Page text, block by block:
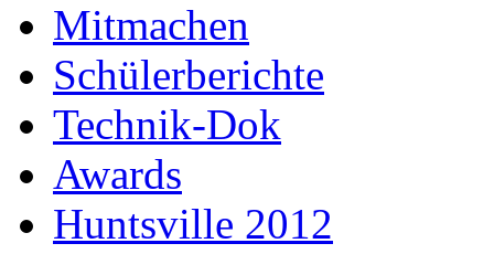
Mitmachen
Schülerberichte
Technik-Dok
Awards
Huntsville 2012